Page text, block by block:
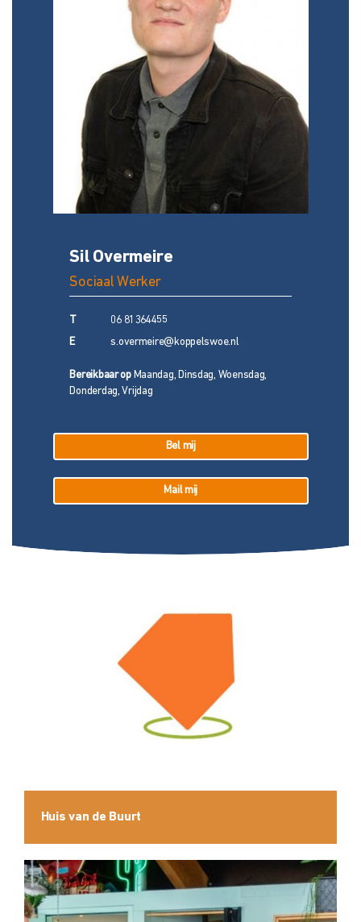
Sil Overmeire
Sociaal Werker
06 81364455
E s.overmeire@koppelswoe.nl
Bereikbaar opMaandag, Dinsdag, Woensdag,
Donderdag, Vrijdag
Bel mij
Mail mij
Huis van de Buurt